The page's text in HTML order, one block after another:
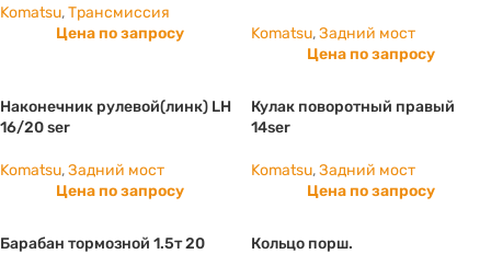
Komatsu,Трансмиссия
Цена по запросу
Komatsu,Задний мост
Цена по запросу
Наконечник рулевой(линк) LH
16/20 ser
Komatsu,Задний мост
Цена по запросу
Кулак поворотный правый
14ser
Komatsu,Задний мост
Цена по запросу
Барабан тормозной 1.5т 20
Кольцо порш.